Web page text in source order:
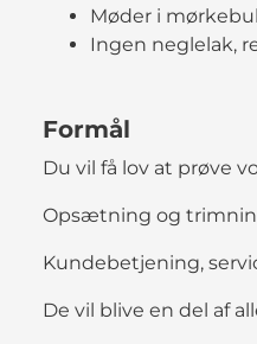
Møder i
Ingen neglelak,
Formål
Du vil få lov at prøve
Opsætning og
Kundebetjening,
De vil blive en del af